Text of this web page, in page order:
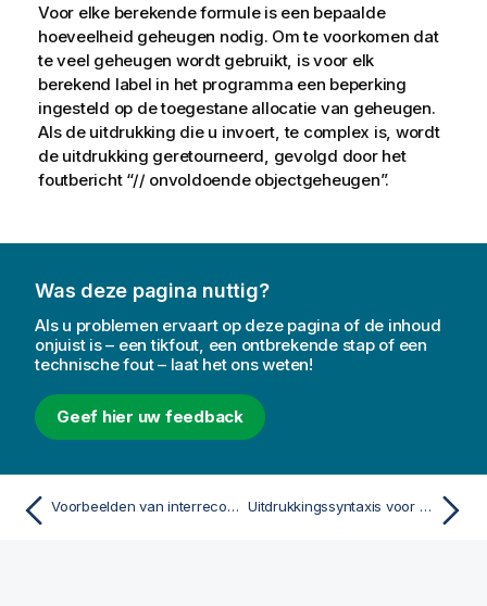
Voor elke berekende formule is een bepaalde
hoeveelheid geheugen nodig. Om te voorkomen dat
te veel geheugen wordt gebruikt, is voor elk
berekend label in het programma een beperking
ingesteld op de toegestane allocatie van geheugen.
Als de uitdrukking die u invoert, te complex is, wordt
de uitdrukking geretourneerd, gevolgd door het
foutbericht “// onvoldoende objectgeheugen”.
Was deze pagina nuttig?
Als u problemen ervaart op deze pagina of de inhoud
onjuist is – een tikfout, een ontbrekende stap of een
technische fout – laat het ons weten!
Geef hier uw feedback
Voorbeelden van interrecordfuncties voor grafieken Uitdrukkingssyntaxis voor berekende formules